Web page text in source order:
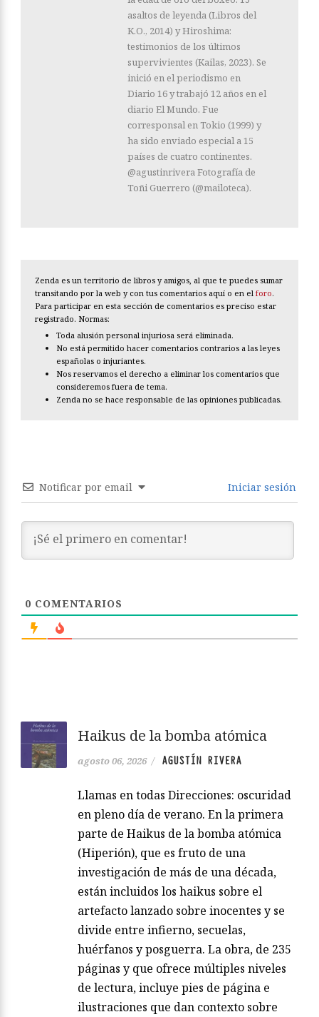
asaltos de leyenda (Libros del
K.O., 2014) y Hiroshima:
testimonios de los últimos
supervivientes (Kailas, 2023). Se
inició en el periodismo en
Diario 16 y trabajó 12 años en el
diario El Mundo. Fue
corresponsal en Tokio (1999) y
ha sido enviado especial a 15
países de cuatro continentes.
@agustinrivera Fotografía de
Toñi Guerrero (@mailoteca).
Zenda es un territorio de libros y amigos, al que te puedes sumar
transitando por la web y con tus comentarios aquí o en el foro.
Para participar en esta sección de comentarios es preciso estar
registrado. Normas:
Toda alusión personal injuriosa será eliminada.
No está permitido hacer comentarios contrarios a las leyes
españolas o injuriantes.
Nos reservamos el derecho a eliminar los comentarios que
consideremos fuera de tema.
Zenda no se hace responsable de las opiniones publicadas.
Notificar por email Iniciar sesión
0 COMENTARIOS
Haikus de la bomba atómica
agosto 06, 2026 / AGUSTÍN RIVERA
Llamas en todas Direcciones: oscuridad
en pleno día de verano. En la primera
parte de Haikus de la bomba atómica
(Hiperión), que es fruto de una
investigación de más de una década,
están incluidos los haikus sobre el
artefacto lanzado sobre inocentes y se
divide entre infierno, secuelas,
huérfanos y posguerra. La obra, de 235
páginas y que ofrece múltiples niveles
de lectura, incluye pies de página e
ilustraciones que dan contexto sobre